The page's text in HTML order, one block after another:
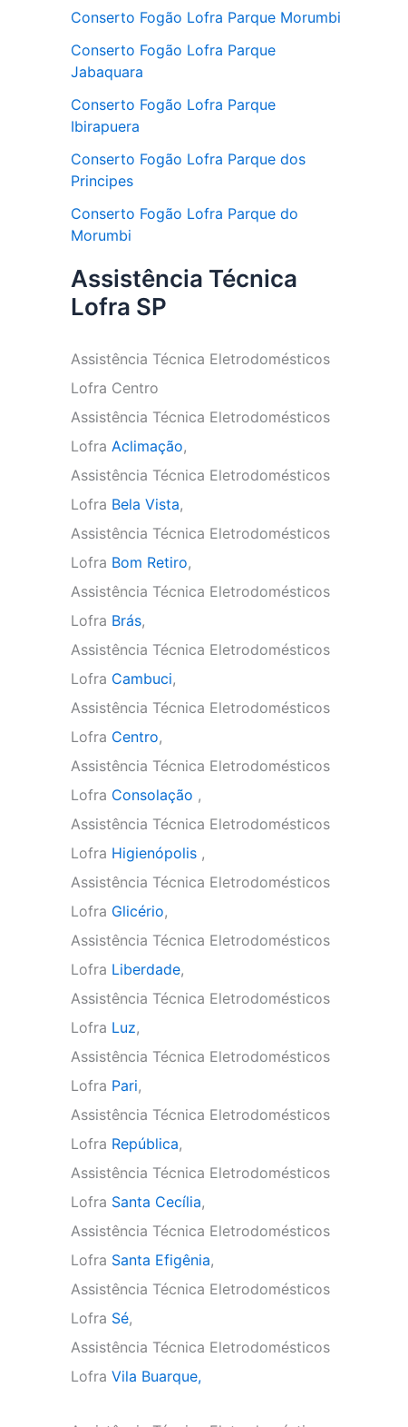
Conserto Fogão Lofra Parque Morumbi
Conserto Fogão Lofra Parque
Jabaquara
Conserto Fogão Lofra Parque
Ibirapuera
Conserto Fogão Lofra Parque dos
Principes
Conserto Fogão Lofra Parque do
Morumbi
Assistência Técnica
Lofra SP
Assistência Técnica Eletrodomésticos
Lofra Centro
Assistência Técnica Eletrodomésticos
Lofra Aclimação,
Assistência Técnica Eletrodomésticos
Lofra Bela Vista,
Assistência Técnica Eletrodomésticos
Lofra Bom Retiro,
Assistência Técnica Eletrodomésticos
Lofra Brás,
Assistência Técnica Eletrodomésticos
Lofra Cambuci,
Assistência Técnica Eletrodomésticos
Lofra Centro,
Assistência Técnica Eletrodomésticos
Lofra Consolação ,
Assistência Técnica Eletrodomésticos
Lofra Higienópolis ,
Assistência Técnica Eletrodomésticos
Lofra Glicério,
Assistência Técnica Eletrodomésticos
Lofra Liberdade,
Assistência Técnica Eletrodomésticos
Lofra Luz,
Assistência Técnica Eletrodomésticos
Lofra Pari,
Assistência Técnica Eletrodomésticos
Lofra República,
Assistência Técnica Eletrodomésticos
Lofra Santa Cecília,
Assistência Técnica Eletrodomésticos
Lofra Santa Efigênia,
Assistência Técnica Eletrodomésticos
Lofra Sé,
Assistência Técnica Eletrodomésticos
Lofra Vila Buarque,